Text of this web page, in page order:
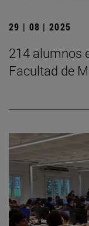
29 | 08 | 2025
214 alumnos
Facultad de